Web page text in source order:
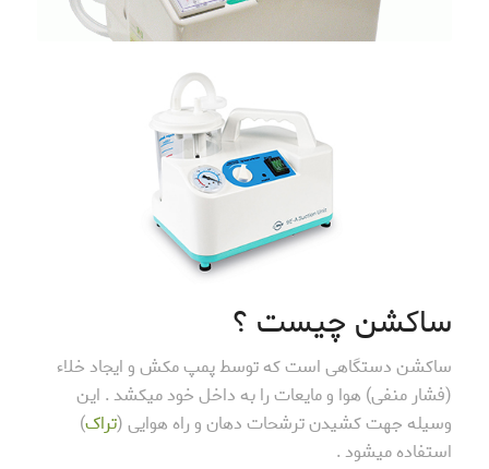
ساکشن چیست ؟
ساکشن دستگاهی است که توسط پمپ مکش و ایجاد خلاء
(فشار منفی) هوا و مایعات را به داخل خود میکشد . این
وسیله جهت کشیدن ترشحات دهان و راه هوایی (تراک)
استفاده میشود .